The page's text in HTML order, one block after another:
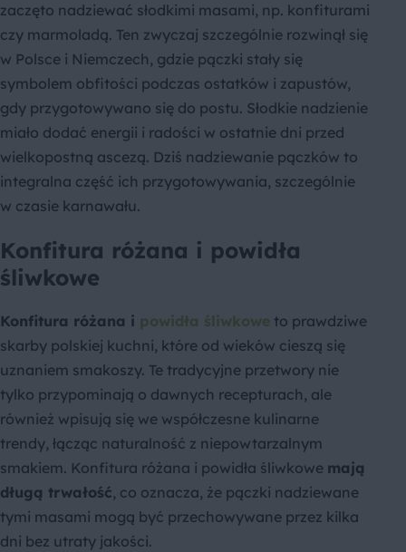
zaczęto nadziewać słodkimi masami, np. konfiturami
czy marmoladą. Ten zwyczaj szczególnie rozwinął się
w Polsce i Niemczech, gdzie pączki stały się
symbolem obfitości podczas ostatków i zapustów,
gdy przygotowywano się do postu. Słodkie nadzienie
miało dodać energii i radości w ostatnie dni przed
wielkopostną ascezą. Dziś nadziewanie pączków to
integralna część ich przygotowywania, szczególnie
w czasie karnawału.
Konfitura różana i powidła
śliwkowe
Konfitura różana i powidła śliwkowe to prawdziwe
skarby polskiej kuchni, które od wieków cieszą się
uznaniem smakoszy. Te tradycyjne przetwory nie
tylko przypominają o dawnych recepturach, ale
również wpisują się we współczesne kulinarne
trendy, łącząc naturalność z niepowtarzalnym
smakiem. Konfitura różana i powidła śliwkowe mają
długą trwałość, co oznacza, że pączki nadziewane
tymi masami mogą być przechowywane przez kilka
dni bez utraty jakości.